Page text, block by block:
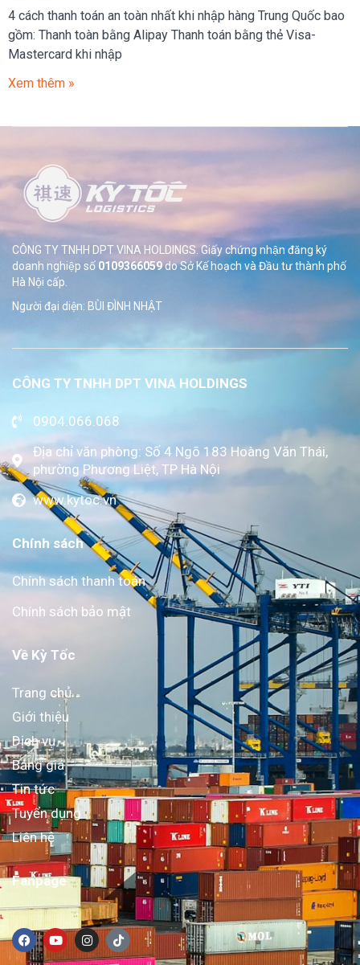
4 cách thanh toán an toàn nhất khi nhập hàng Trung Quốc bao
gồm: Thanh toàn bằng Alipay Thanh toán bằng thẻ Visa-
Mastercard khi nhập
Xem thêm »
CÔNG TY TNHH DPT VINA HOLDINGS. Giấy chứng nhận đăng ký
doanh nghiệp số 0109366059do SởKế hoạch và Đầu tư thành phố
Hà Nội cấp.
Người đại diện: BÙI ĐÌNH NHẬT
CÔNG TY TNHH DPT VINA HOLDINGS
0904.066.068
Địa chỉ văn phòng: Số 4 Ngõ 183 Hoàng Văn Thái,
phường Phương Liệt, TP Hà Nội
www.kytoc.vn
Chính sách
Chính sách thanh toán
Chính sách bảo mật
Về Kỳ Tốc
Trang chủ
Giới thiệu
Dịch vụ
Bảng giá
Tin tức
Tuyển dụng
Liên hệ
Fanpage